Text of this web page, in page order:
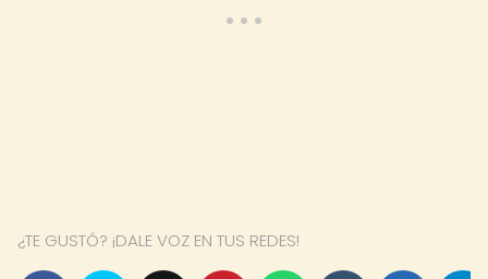
¿TE GUSTÓ? ¡DALE VOZ EN TUS REDES!